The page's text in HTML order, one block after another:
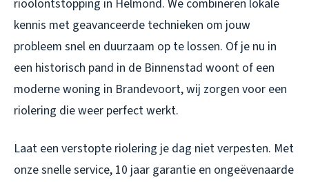
rioolontstopping in Helmond. We combineren lokale
kennis met geavanceerde technieken om jouw
probleem snel en duurzaam op te lossen. Of je nu in
een historisch pand in de Binnenstad woont of een
moderne woning in Brandevoort, wij zorgen voor een
riolering die weer perfect werkt.
Laat een verstopte riolering je dag niet verpesten. Met
onze snelle service, 10 jaar garantie en ongeëvenaarde